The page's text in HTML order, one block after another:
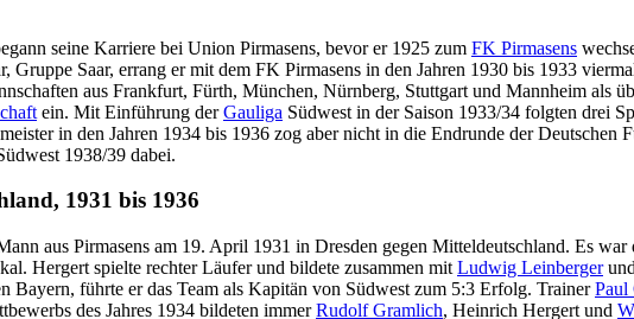
seine Karriere bei Union Pirmasens, bevor er 1925 zum FK Pirmasens
Saar, errang er mit dem FK Pirmasens in den Jahren 1930 bis 1933
aus Frankfurt, Fürth, München, Nürnberg, Stuttgart und Mannheim als
ein. Mit Einführung derGauliga Südwest in der Saison 1933/34 folgten drei
in den Jahren 1934 bis 1936 zog aber nicht in die Endrunde der Deutschen
1938/39 dabei.
1931 bis 1936
aus Pirmasens am 19. April 1931 in Dresden gegen Mitteldeutschland. Es
Hergert spielte rechter Läufer und bildete zusammen mit Ludwig Leinbergerund
Bayern, führte er das Team als Kapitän von Südwest zum 5:3 Erfolg. TrainerPaul
des Jahres 1934 bildeten immerRudolf Gramlich, Heinrich Hergert und